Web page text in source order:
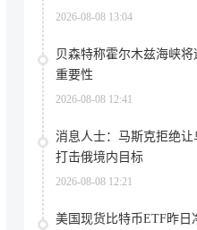
2026-08-08 13:04
贝森特称霍尔木兹海峡
重要性
2026-08-08 12:41
消息人士：马斯克拒绝让
打击俄境内目标
2026-08-08 12:21
美国现货比特币ETF昨日